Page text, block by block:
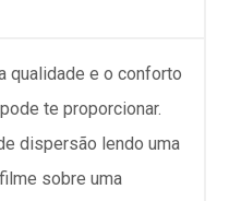
qualidade e o conforto
te proporcionar.
dispersão lendo uma
sobre uma